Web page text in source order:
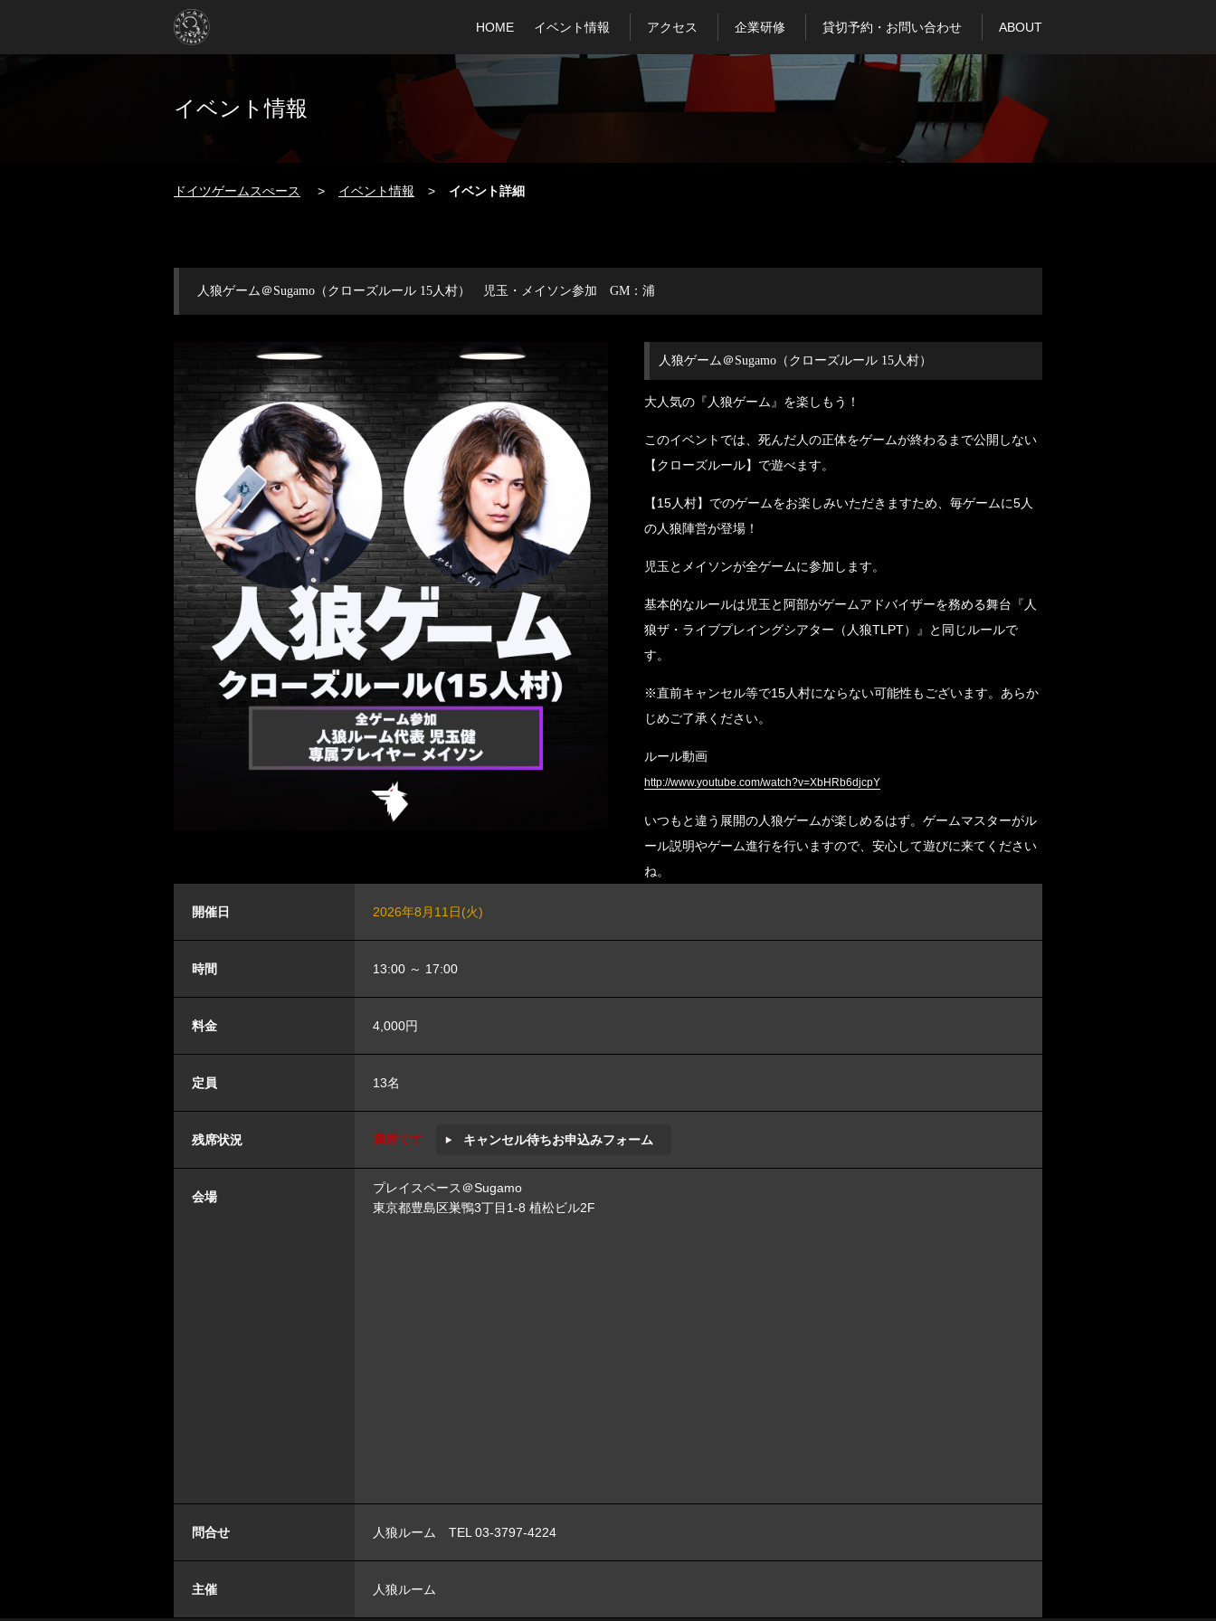
HOME イベント情報 アクセス 企業研修 貸切予約・お問い合わせ ABOUT
イベント情報
ドイツゲームスぺース イベント情報 イベント詳細
人狼ゲーム＠Sugamo（クローズルール 15人村） 児玉・メイソン参加 GM：浦
人狼ゲーム＠Sugamo（クローズルール 15人村）
大人気の『人狼ゲーム』を楽しもう！
このイベントでは、死んだ人の正体をゲームが終わるまで公開しない
【クローズルール】で遊べます。
【15人村】でのゲームをお楽しみいただきますため、毎ゲームに5人
の人狼陣営が登場！
児玉とメイソンが全ゲームに参加します。
基本的なルールは児玉と阿部がゲームアドバイザーを務める舞台『人
狼ザ・ライブプレイングシアター（人狼TLPT）』と同じルールで
す。
※直前キャンセル等で15人村にならない可能性もございます。あらか
じめご了承ください。
ルール動画
http://www.youtube.com/watch?v=XbHRb6djcpY
いつもと違う展開の人狼ゲームが楽しめるはず。ゲームマスターがル
ール説明やゲーム進行を行いますので、安心して遊びに来てください
ね。
開催日 2026年8月11日(火)
時間 13:00 ～ 17:00
料金 4,000円
定員 13名
残席状況 満席です キャンセル待ちお申込みフォーム
会場
プレイスペース＠Sugamo
東京都豊島区巣鴨3丁目1-8 植松ビル2F
問合せ 人狼ルーム TEL 03-3797-4224
主催 人狼ルーム